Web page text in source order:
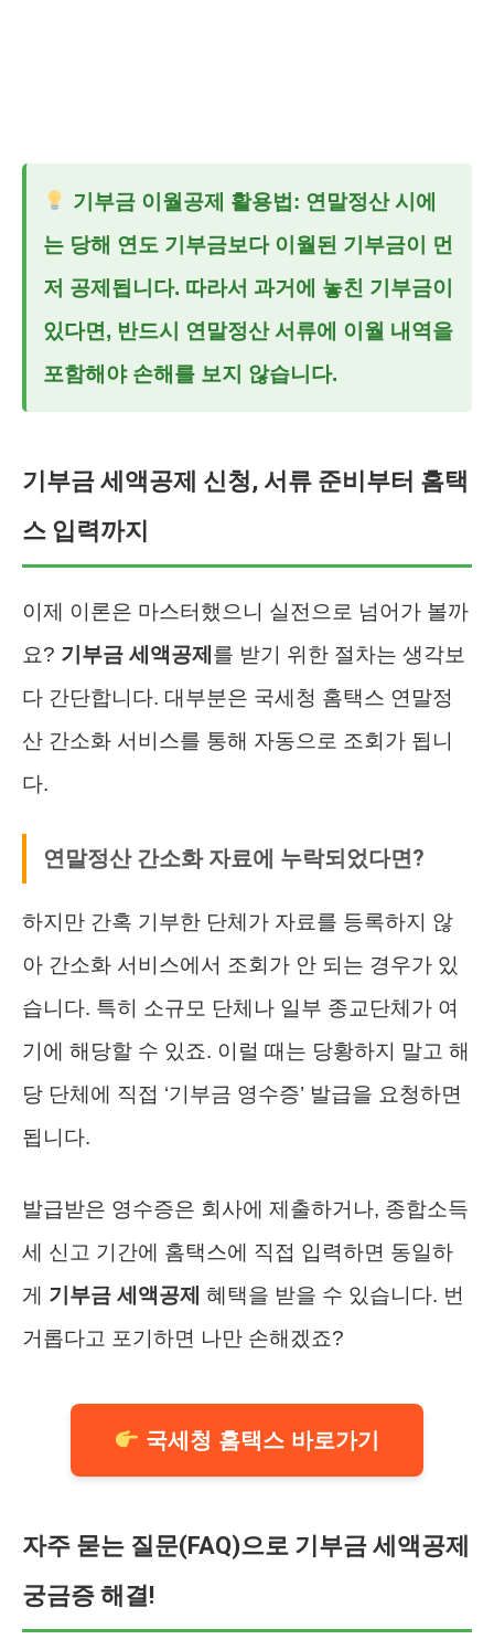
기부금 이월공제 활용법: 연말정산 시에
는 당해 연도 기부금보다 이월된 기부금이 먼
저 공제됩니다. 따라서 과거에 놓친 기부금이
있다면, 반드시 연말정산 서류에 이월 내역을
포함해야 손해를 보지 않습니다.
기부금 세액공제 신청, 서류 준비부터 홈택
스 입력까지
이제 이론은 마스터했으니 실전으로 넘어가 볼까
요? 기부금 세액공제 를 받기 위한 절차는 생각보
다 간단합니다. 대부분은 국세청 홈택스 연말정
산 간소화 서비스를 통해 자동으로 조회가 됩니
다.
연말정산 간소화 자료에 누락되었다면?
하지만 간혹 기부한 단체가 자료를 등록하지 않
아 간소화 서비스에서 조회가 안 되는 경우가 있
습니다. 특히 소규모 단체나 일부 종교단체가 여
기에 해당할 수 있죠. 이럴 때는 당황하지 말고 해
당 단체에 직접 ‘기부금 영수증’ 발급을 요청하면
됩니다.
발급받은 영수증은 회사에 제출하거나, 종합소득
세 신고 기간에 홈택스에 직접 입력하면 동일하
게 기부금 세액공제 혜택을 받을 수 있습니다. 번
거롭다고 포기하면 나만 손해겠죠?
국세청 홈택스 바로가기
자주 묻는 질문(FAQ)으로 기부금 세액공제
궁금증 해결!